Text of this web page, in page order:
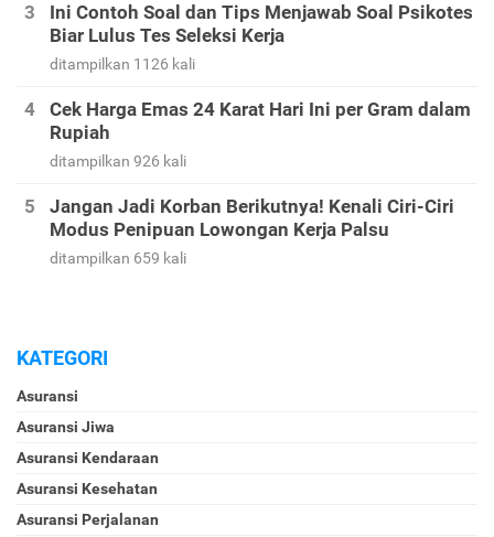
Ini Contoh Soal dan Tips Menjawab Soal Psikotes
Biar Lulus Tes Seleksi Kerja
ditampilkan 1126 kali
Cek Harga Emas 24 Karat Hari Ini per Gram dalam
Rupiah
ditampilkan 926 kali
Jangan Jadi Korban Berikutnya! Kenali Ciri-Ciri
Modus Penipuan Lowongan Kerja Palsu
ditampilkan 659 kali
KATEGORI
Asuransi
Asuransi Jiwa
Asuransi Kendaraan
Asuransi Kesehatan
Asuransi Perjalanan